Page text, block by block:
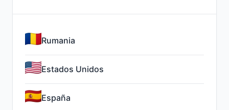
Rumania
Estados Unidos
España